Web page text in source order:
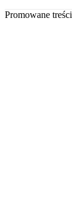
Promowane treści